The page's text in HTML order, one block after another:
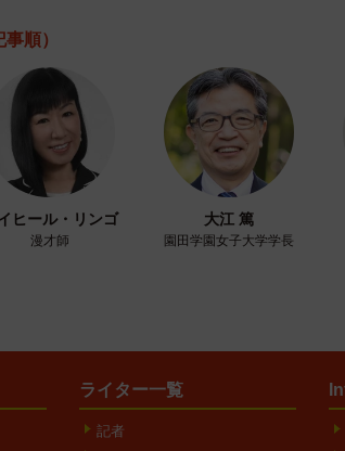
事順）
ヒール・リンゴ
漫才師
大江 篤
園田学園女子大学学長
ライター一覧
記者